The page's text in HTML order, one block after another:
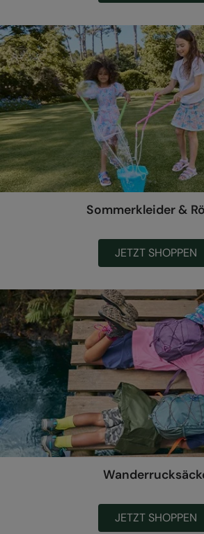
Sommerkleider &
JETZT SHOPPEN
JETZT SHOPPEN